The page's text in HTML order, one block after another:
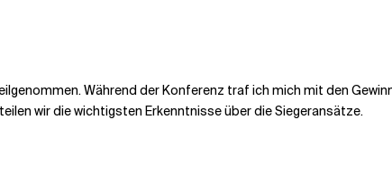
Während der Konferenz traf ich mich mit den
wir die wichtigsten Erkenntnisse über die Siegeransätze.